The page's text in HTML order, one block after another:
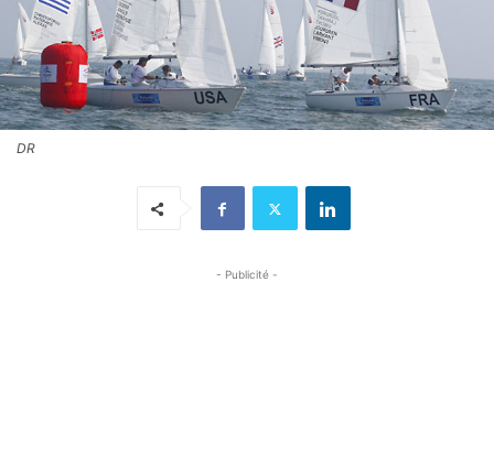
DR
- Publicité -